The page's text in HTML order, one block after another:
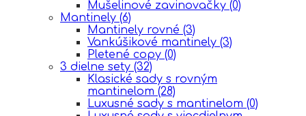
Mušelinové zavinovačky (0)
Mantinely (6)
Mantinely rovné (3)
Vankúšikové mantinely (3)
Pletené copy (0)
3 dielne sety (32)
Klasické sady s rovným
mantinelom (28)
Luxusné sady s mantinelom (0)